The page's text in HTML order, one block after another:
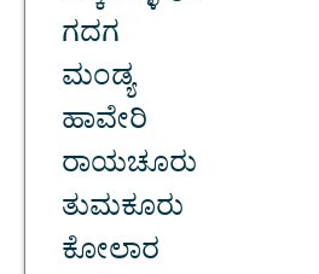
ಗದಗ
ಮಂಡ್ಯ
ಹಾವೇರಿ
ರಾಯಚೂರು
ತುಮಕೂರು
ಕೋಲಾರ